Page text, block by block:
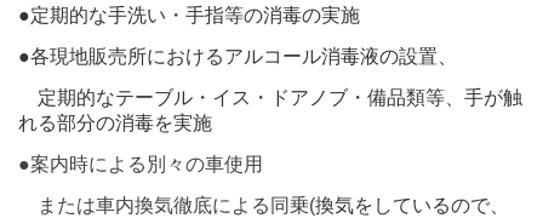
●定期的な手洗い・手指等の消毒の実施
●各現地販売所におけるアルコール消毒液の設置、
定期的なテーブル・イス・ドアノブ・備品類等、手が触
れる部分の消毒を実施
●案内時による別々の車使用
または車内換気徹底による同乗(換気をしているので、